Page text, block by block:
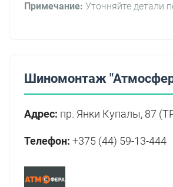
Примечание: Уточняйте детали
Шиномонтаж
Адрес: пр. Янки Купалы, 87
Телефон: +375 (44) 59-13-444